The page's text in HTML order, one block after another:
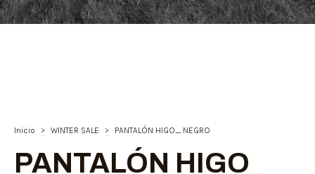
Inicio > WINTER SALE > PANTALÓN HIGO_ NEGRO
PANTALÓN HIGO_